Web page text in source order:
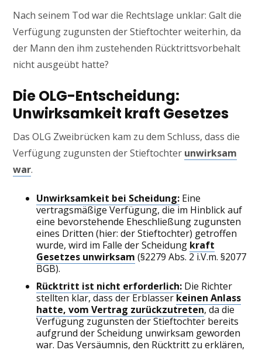
Nach seinem Tod war die Rechtslage unklar: Galt die
Verfügung zugunsten der Stieftochter weiterhin, da
der Mann den ihm zustehenden Rücktrittsvorbehalt
nicht ausgeübt hatte?
Die OLG-Entscheidung:
Unwirksamkeit kraft Gesetzes
Das OLG Zweibrücken kam zu dem Schluss, dass die
Verfügung zugunsten der Stieftochter unwirksam
war.
Unwirksamkeit bei Scheidung: Eine
vertragsmäßige Verfügung, die im Hinblick auf
eine bevorstehende Eheschließung zugunsten
eines Dritten (hier: der Stieftochter) getroffen
wurde, wird im Falle der Scheidung kraft
Gesetzes unwirksam (§2279 Abs. 2 i.V.m. §2077
BGB).
Rücktritt ist nicht erforderlich: Die Richter
stellten klar, dass der Erblasser keinen Anlass
hatte, vom Vertrag zurückzutreten, da die
Verfügung zugunsten der Stieftochter bereits
aufgrund der Scheidung unwirksam geworden
war. Das Versäumnis, den Rücktritt zu erklären,